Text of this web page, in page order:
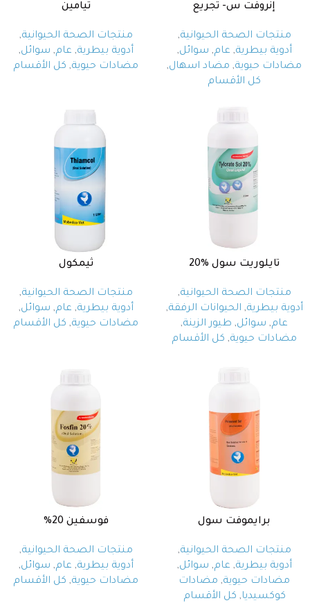
إنروفت س- تجريع
منتجات الصحة الحيوانية,
أدوية بيطرية, عام, سوائل,
مضادات حيوية, مضاد اسهال,
كل الأقسام
تيامين
منتجات الصحة الحيوانية,
أدوية بيطرية, عام, سوائل,
مضادات حيوية, كل الأقسام
تايلوريت سول %20
منتجات الصحة الحيوانية,
أدوية بيطرية, الحيوانات الرفقة,
عام, سوائل, طيور الزينة,
مضادات حيوية, كل الأقسام
ثيمكول
منتجات الصحة الحيوانية,
أدوية بيطرية, عام, سوائل,
مضادات حيوية, كل الأقسام
برايموفت سول
منتجات الصحة الحيوانية,
أدوية بيطرية, عام, سوائل,
مضادات حيوية, مضادات
كوكسيديا, كل الأقسام
فوسفين 20%
منتجات الصحة الحيوانية,
أدوية بيطرية, عام, سوائل,
مضادات حيوية, كل الأقسام